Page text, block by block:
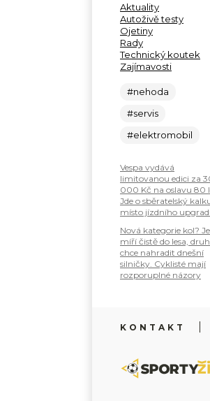
Aktuality
Autoživě testy
Ojetiny
Rady
Technický koutek
Zajímavosti
#nehoda
#servis
#elektromobil
Vespa vydává
limitovanou edici za
000 Kč na oslavu 80
Jde o sběratelský
místo jízdního
Nová kategorie kol?
míří čistě do lesa,
chce nahradit dnešní
silničky. Cyklisté mají
rozporuplné názory
KONTAKT